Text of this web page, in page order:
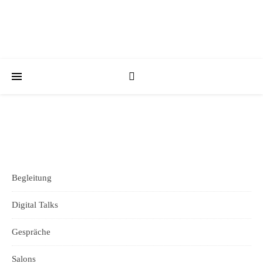
Begleitung
Digital Talks
Gespräche
Salons